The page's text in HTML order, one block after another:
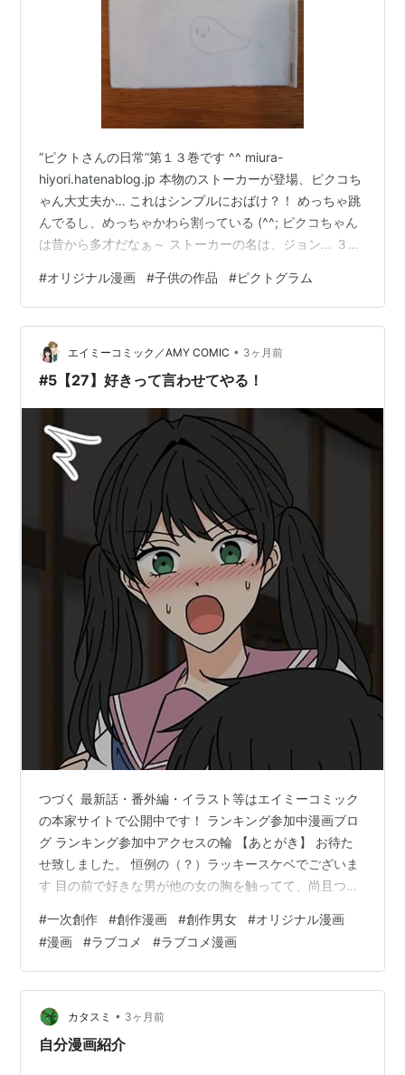
“ピクトさんの日常”第１３巻です ^^ miura-
hiyori.hatenablog.jp 本物のストーカーが登場、ピクコち
ゃん大丈夫か… これはシンプルにおばけ？！ めっちゃ跳
んでるし、めっちゃかわら割っている (^^; ピクコちゃん
は昔から多才だなぁ～ ストーカーの名は、ジョン… ３年
一度結婚してください”…これもジョン？！ （ちょっとよ
くわからくなってきた…^^;） まさかの100万円をポスト
投函… (; ﾟдﾟ) まあ犯人はジョン、だろうな 詐欺にあって
からの風邪ひきで寝込んでしまったピクコちゃん、 そし
て、それを心配しクスリ探す…
#オリジナル漫画 #子供の作品 #ピクトグラム
エイミーコミック／AMY COMIC • 3ヶ月前
#5【27】好きって言わせてやる！
つづく 最新話・番外編・イラスト等はエイミーコミック
の本家サイトで公開中です！ ランキング参加中漫画ブロ
グ ランキング参加中アクセスの輪 【あとがき】 お待た
せ致しました。 恒例の（？）ラッキースケベでございま
す 目の前で好きな男が他の女の胸を触ってて、尚且つ嬉
えず男女ともに嫉妬で狂った顔を描くの楽しすぎる
♡（ゲス） ここまで読んでくださりありがとうございま
した！次回もよろしくお願いします＾＾
#一次創作 #創作漫画 #創作男女 #オリジナル漫画
#漫画 #ラブコメ #ラブコメ漫画
カタスミ • 3ヶ月前
自分漫画紹介